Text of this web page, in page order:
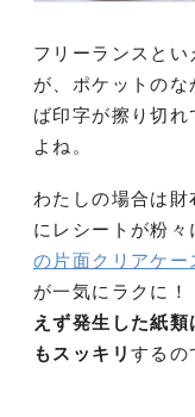
フリーランスと
が、ポケットの
ば印字が擦り切
よね。
わたしの場合は
にレシートが粉々
の片面クリアケー
が一気にラクに！
えず発生した紙
もスッキリ するの